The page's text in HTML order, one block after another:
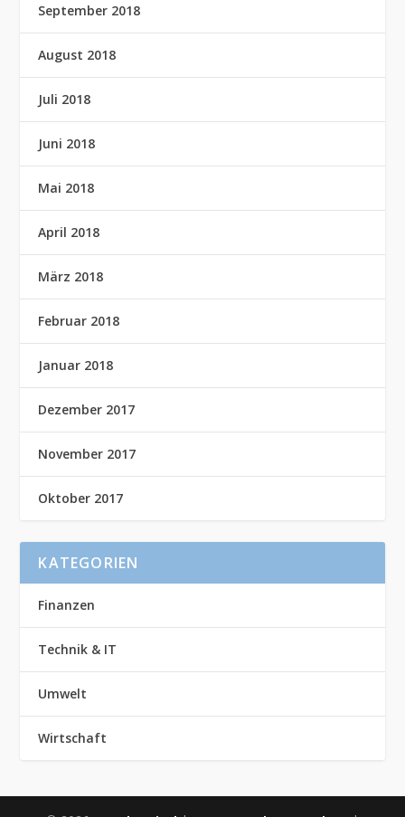
September 2018
August 2018
Juli 2018
Juni 2018
Mai 2018
April 2018
März 2018
Februar 2018
Januar 2018
Dezember 2017
November 2017
Oktober 2017
KATEGORIEN
Finanzen
Technik & IT
Umwelt
Wirtschaft